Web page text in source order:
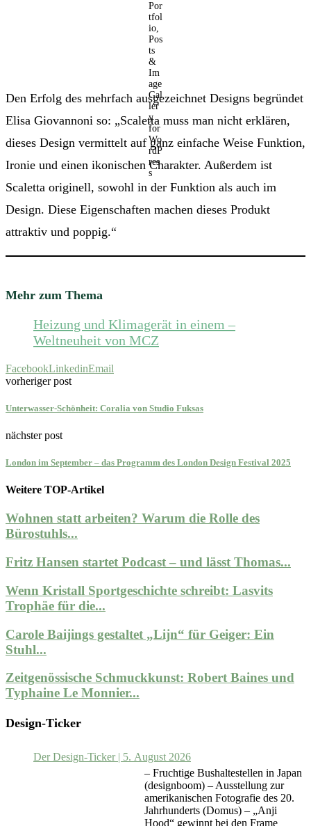
Den Erfolg des mehrfach ausgezeichnet Designs begründet
Elisa Giovannoni so: „Scaletta muss man nicht erklären,
dieses Design vermittelt auf ganz einfache Weise Funktion,
Ironie und einen ikonischen Charakter. Außerdem ist
Scaletta originell, sowohl in der Funktion als auch im
Design. Diese Eigenschaften machen dieses Produkt
attraktiv und poppig.“
Mehr zum Thema
Heizung und Klimagerät in einem –
Weltneuheit von MCZ
FacebookLinkedinEmail
vorheriger post
Unterwasser-Schönheit: Coralia von Studio Fuksas
nächster post
London im September – das Programm des London Design Festival 2025
Weitere TOP-Artikel
Wohnen statt arbeiten? Warum die Rolle des
Bürostuhls...
Fritz Hansen startet Podcast – und lässt Thomas...
Wenn Kristall Sportgeschichte schreibt: Lasvits
Trophäe für die...
Carole Baijings gestaltet „Lijn“ für Geiger: Ein
Stuhl...
Zeitgenössische Schmuckkunst: Robert Baines und
Typhaine Le Monnier...
Design-Ticker
Der Design-Ticker | 5. August 2026
– Fruchtige Bushaltestellen in Japan
(designboom) – Ausstellung zur
amerikanischen Fotografie des 20.
Jahrhunderts (Domus) – „Anji
Hood“ gewinnt bei den Frame